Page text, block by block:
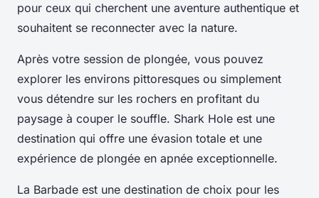
pour ceux qui cherchent une aventure authentique et
souhaitent se reconnecter avec la nature.
Après votre session de plongée, vous pouvez
explorer les environs pittoresques ou simplement
vous détendre sur les rochers en profitant du
paysage à couper le souffle. Shark Hole est une
destination qui offre une évasion totale et une
expérience de plongée en apnée exceptionnelle.
La Barbade est une destination de choix pour les